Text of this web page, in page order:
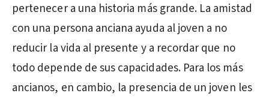
pertenecer a una historia más grande. La amistad
con una persona anciana ayuda al joven a no
reducir la vida al presente y a recordar que no
todo depende de sus capacidades. Para los más
ancianos, en cambio, la presencia de un joven les